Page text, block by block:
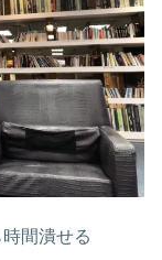
間潰せる